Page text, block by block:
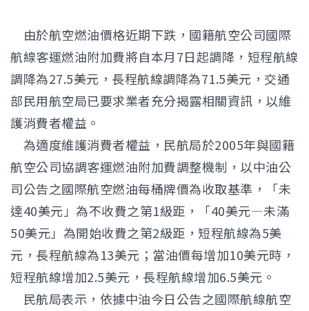
由於航空燃油價格近期下跌，國籍航空公司國際
航線客運燃油附加費將自本月7日起調降，短程航線
調降為27.5美元，長程航線調降為71.5美元，交通
部民用航空局已要求業者充分揭露相關資訊，以維
護消費者權益。
為適度維護消費者權益，民航局於2005年與國籍
航空公司協調客運燃油附加費調整機制，以中油公
司公告之國際航空燃油每桶牌價為收取基準，「未
達40美元」為不收費之第1級距，「40美元—未滿
50美元」為開始收費之第2級距，短程航線為5美
元，長程航線為13美元；當油價每增加10美元時，
短程航線增加2.5美元，長程航線增加6.5美元。
民航局表示，依據中油今日公告之國際航線航空